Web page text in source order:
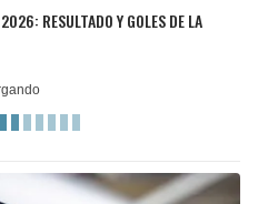
RESULTADO Y GOLES DE LA